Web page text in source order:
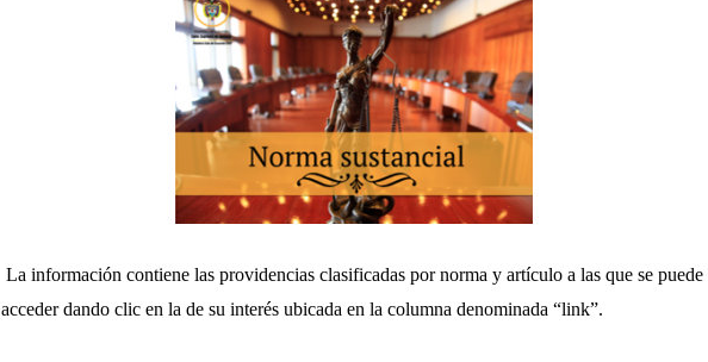
La información contiene las providencias clasificadas por norma y artículo a las que se puede
acceder dando clic en la de su interés ubicada en la columna denominada “link”.